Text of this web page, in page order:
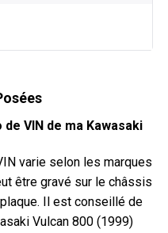
VIN de ma Kawasaki
varie selon les marques
être gravé sur le châssis
Il est conseillé de
Vulcan 800 (1999)